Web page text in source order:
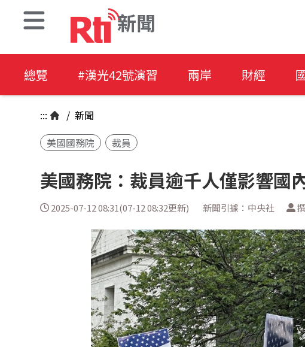
新聞
總覽 #漢光42號演習 兩岸 財經
::: / 新聞
美國國務院
裁員
美國務院：裁員逾千人僅影響國
2025-07-12 08:31(07-12 08:32更新) 新聞引據：中央社